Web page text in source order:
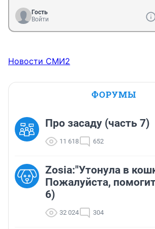
Гость
Войти
Новости СМИ2
ФОРУМЫ
Про засаду (часть 7)
11 618 652
Zosia:"Утонула в
Пожалуйста,
6)
32 024 304